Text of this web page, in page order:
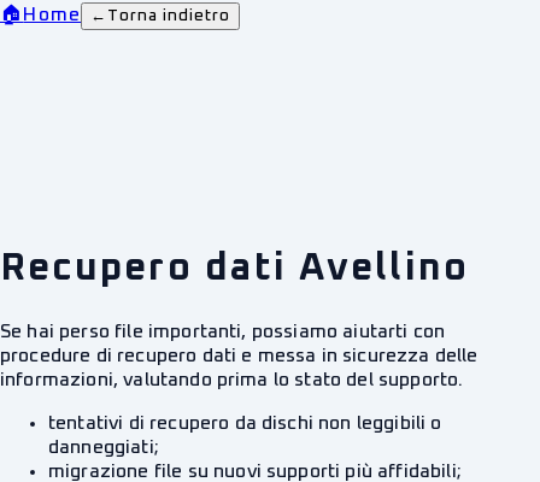
🏠 Home ← Torna indietro
Recupero dati Avellino
Se hai perso file importanti, possiamo aiutarti con
procedure di recupero dati e messa in sicurezza delle
informazioni, valutando prima lo stato del supporto.
tentativi di recupero da dischi non leggibili o
danneggiati;
migrazione file su nuovi supporti più affidabili;